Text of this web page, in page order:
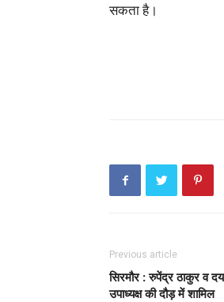
सकता है।
Previous article
सिरमौर : रुपेंद्र ठाकुर व
उपाध्यक्ष की दौड़ में शामिल